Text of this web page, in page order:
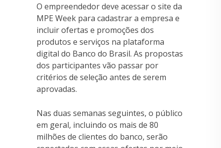
O empreendedor deve acessar o site da
MPE Week para cadastrar a empresa e
incluir ofertas e promoções dos
produtos e serviços na plataforma
digital do Banco do Brasil. As propostas
dos participantes vão passar por
critérios de seleção antes de serem
aprovadas.
Nas duas semanas seguintes, o público
em geral, incluindo os mais de 80
milhões de clientes do banco, serão